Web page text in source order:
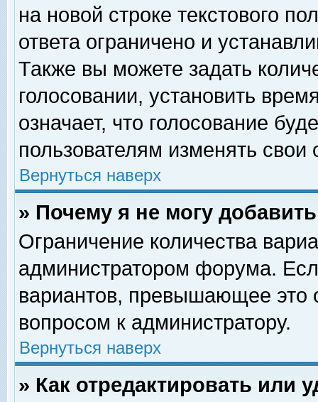
на новой строке текстового
ответа ограничено и
Также вы можете задать
голосовании, установить
означает, что голосование
пользователям изменять свои
Вернуться наверх
» Почему я не могу
Ограничение количества
администратором форума.
вариантов, превышающее это
вопросом к администратору.
Вернуться наверх
» Как отредактировать или